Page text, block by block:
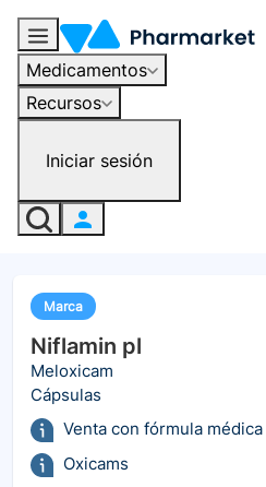
Medicamentos
Recursos
Iniciar sesión
Marca
Niflamin pl
Meloxicam
Cápsulas
Venta con fórmula médica
Oxicams